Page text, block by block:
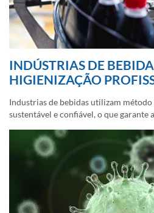
INDÚSTRIAS DE
HIGIENIZAÇÃO
Industrias de bebidas utilizam
sustentável e confiável, o que garante